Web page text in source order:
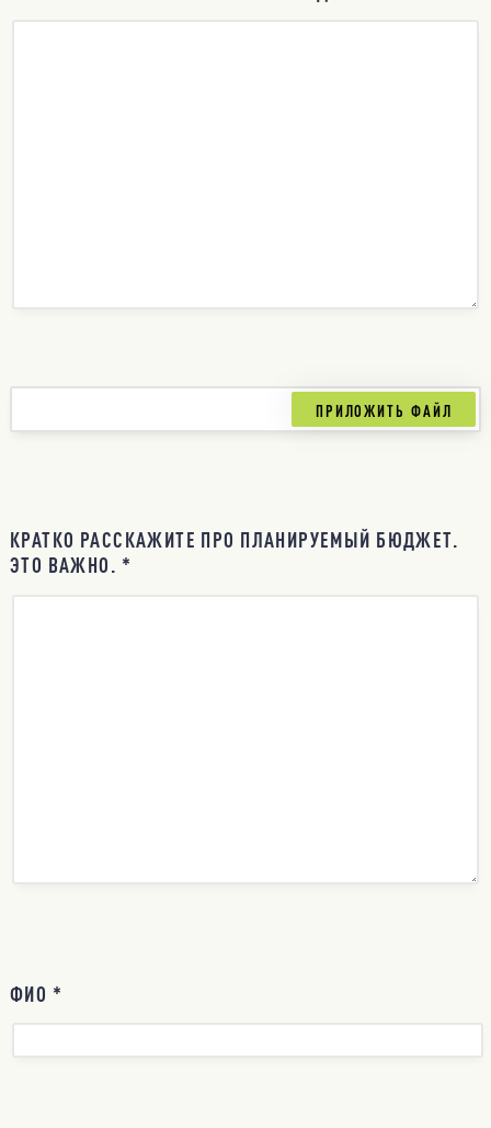
КРАТКО РАССКАЖИТЕ ПРО ПЛАНИРУЕМЫЙ БЮДЖЕТ.
ЭТО ВАЖНО. *
ФИО *